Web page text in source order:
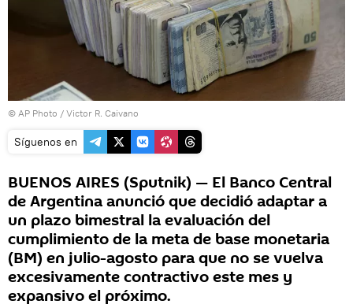
© AP Photo / Victor R. Caivano
Síguenos en
BUENOS AIRES (Sputnik) — El Banco Central
de Argentina anunció que decidió adaptar a
un plazo bimestral la evaluación del
cumplimiento de la meta de base monetaria
(BM) en julio-agosto para que no se vuelva
excesivamente contractivo este mes y
expansivo el próximo.